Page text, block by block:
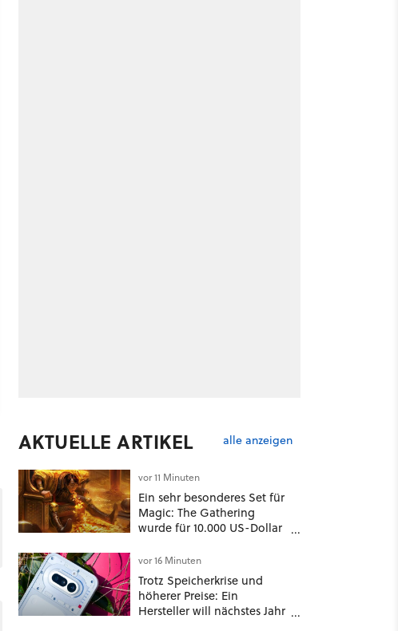
AKTUELLE ARTIKEL alle anzeigen
vor 11 Minuten
Ein sehr besonderes Set für
Magic: The Gathering
wurde für 10.000 US-Dollar
bekommt es jeder viel
günstiger
vor 16 Minuten
Trotz Speicherkrise und
höherer Preise: Ein
Hersteller will nächstes Jahr